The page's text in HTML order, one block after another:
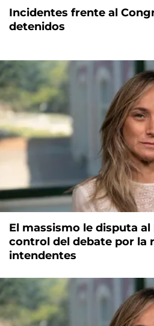
Incidentes frente al
detenidos
El massismo le disputa
control del debate por la
intendentes